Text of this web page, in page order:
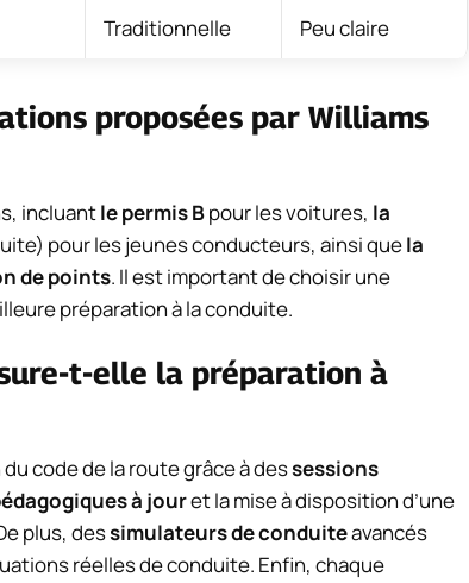
Traditionnelle Peu claire
proposées par Williams
incluantle permis Bpour les voitures, la
pour les jeunes conducteurs, ainsi quela
de points. Il est important de choisir une
préparation à la conduite.
t-elle la préparation à
code de la route grâce à dessessions
à jouret la mise à disposition d’une
plus, dessimulateurs de conduiteavancés
réelles de conduite. Enfin, chaque